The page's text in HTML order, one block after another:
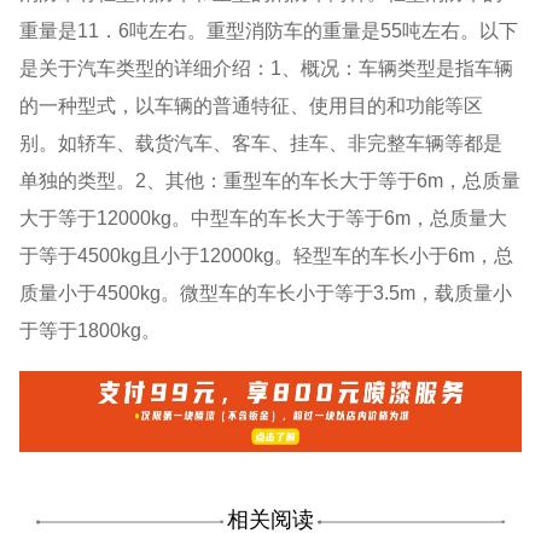
重量是11．6吨左右。重型消防车的重量是55吨左右。以下
是关于汽车类型的详细介绍：1、概况：车辆类型是指车辆
的一种型式，以车辆的普通特征、使用目的和功能等区
别。如轿车、载货汽车、客车、挂车、非完整车辆等都是
单独的类型。2、其他：重型车的车长大于等于6m，总质量
大于等于12000kg。中型车的车长大于等于6m，总质量大
于等于4500kg且小于12000kg。轻型车的车长小于6m，总
质量小于4500kg。微型车的车长小于等于3.5m，载质量小
于等于1800kg。
相关阅读